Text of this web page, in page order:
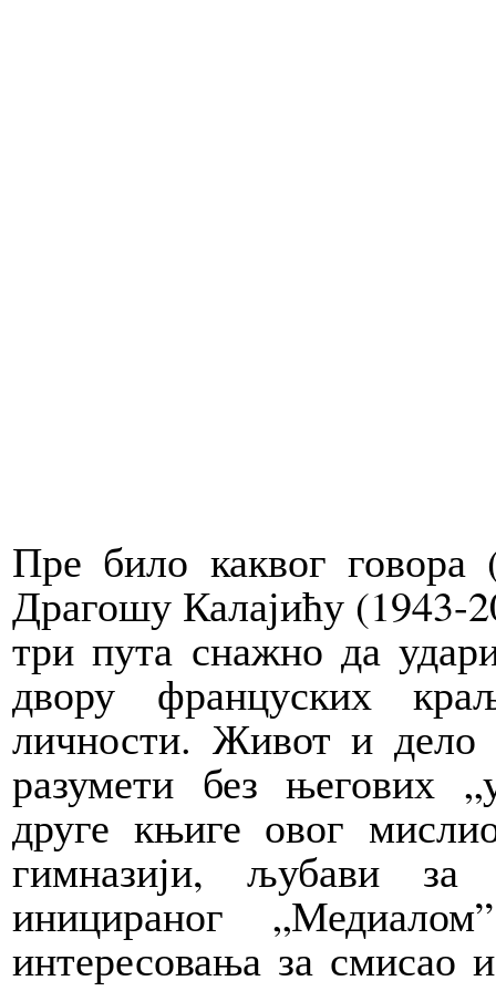
Пре било каквог
Драгошу Калајићу (1943-
три пута снажно да
двору француских
личности. Живот и дело
разумети без његових
друге књиге овог
гимназији, љубави за
иницираног
интересовања за смисао